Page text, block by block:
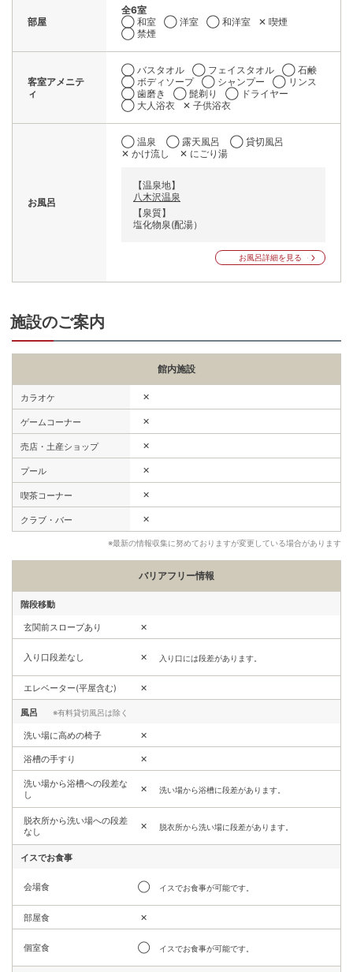
部屋
全6室
◯ 和室
◯ 洋室 ◯ 和洋室
✕ 喫煙
◯ 禁煙
客室アメニテ
ィ
◯ バスタオル ◯ フェイスタオル
◯ 石鹸
◯ ボディソープ
◯ シャンプー
◯ リンス
◯ 歯磨き
◯ 髭剃り
◯ ドライヤー
◯ 大人浴衣
✕ 子供浴衣
お風呂
◯ 温泉 ◯ 露天風呂
◯ 貸切風呂
✕ かけ流し
✕ にごり湯
【温泉地】
八木沢温泉
【泉質】
塩化物泉(配湯）
お風呂詳細を見る
施設のご案内
館内施設
カラオケ ✕
ゲームコーナー ✕
売店・土産ショップ ✕
プール ✕
喫茶コーナー ✕
クラブ・バー ✕
※最新の情報収集に努めておりますが変更している場合があります
バリアフリー情報
階段移動
玄関前スロープあり ✕
入り口段差なし ✕ 入り口には段差があります。
エレベーター(平屋含む) ✕
風呂 ※有料貸切風呂は除く
洗い場に高めの椅子 ✕
浴槽の手すり ✕
洗い場から浴槽への段差な
し
✕ 洗い場から浴槽に段差があります。
脱衣所から洗い場への段差
なし
✕ 脱衣所から洗い場に段差があります。
イスでお食事
会場食 ◯ イスでお食事が可能です。
部屋食 ✕
個室食 ◯ イスでお食事が可能です。